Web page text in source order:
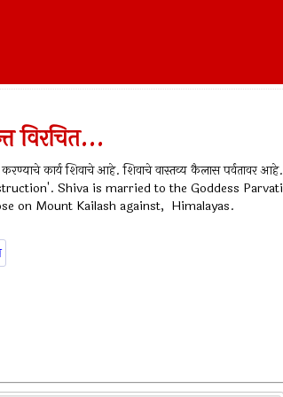
विरचित...
करण्याचे कार्य शिवाचे आहे. शिवाचे वास्तव्य कैलास पर्वतावर आहे.
Shiva is married to the Goddess Parvati
on Mount Kailash against, Himalayas.